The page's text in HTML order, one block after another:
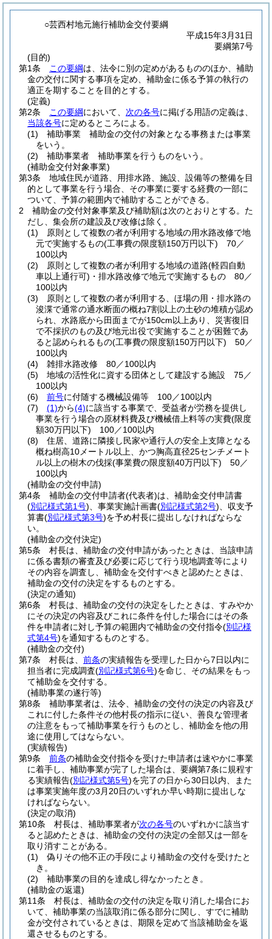
○芸西村地元施行補助金交付要綱
平成15年3月31日
要綱第7号
(目的)
第1条
この要綱は、法令に別の定めがあるもののほか、補助
金の交付に関する事項を定め、補助金に係る予算の執行の
適正を期することを目的とする。
(定義)
第2条
この要綱において、 次の各号に掲げる用語の定義は、
当該各号に定めるところによる。
(1)
補助事業 補助金の交付の対象となる事務または事業
をいう。
(2)
補助事業者 補助事業を行うものをいう。
(補助金交付対象事業)
第3条
地域住民が道路、用排水路、施設、設備等の整備を目
的として事業を行う場合、その事業に要する経費の一部に
ついて、予算の範囲内で補助することができる。
2
補助金の交付対象事業及び補助額は次のとおりとする。 た
だし、集会所の建設及び改修は除く。
(1)
原則として複数の者が利用する地域の用水路改修で地
元で実施するもの(工事費の限度額150万円以下) 70／
100以内
(2)
原則として複数の者が利用する地域の道路(軽四自動
車以上通行可) ・排水路改修で地元で実施するもの 80／
100以内
(3)
原則として複数の者が利用する、ほ場の用・排水路の
浚渫で通常の通水断面の概ね7割以上の土砂の堆積が認め
られ、水路底から田面までが150cm以上あり、災害復旧
で不採択のもの及び地元出役で実施することが困難であ
ると認められるもの(工事費の限度額150万円以下) 50／
100以内
(4)
雑排水路改修 80／100以内
(5)
地域の活性化に資する団体として建設する施設 75／
100以内
(6)
前号に付随する機械設備等 100／100以内
(7)
(1)から(4)に該当する事業で、受益者が労務を提供し
事業を行う場合の原材料費及び機械借上料等の実費(限度
額30万円以下) 100／100以内
(8)
住居、道路に隣接し民家や通行人の安全上支障となる
概ね樹高10メートル以上、かつ胸高直径25センチメート
ル以上の樹木の伐採(事業費の限度額40万円以下) 50／
100以内
(補助金の交付申請)
第4条
補助金の交付申請者(代表者)は、補助金交付申請書
(別記様式第1号) 、事業実施計画書(別記様式第2号) 、収支予
算書(別記様式第3号)を予め村長に提出しなければならな
い。
(補助金の交付決定)
第5条
村長は、補助金の交付申請があったときは、当該申請
に係る書類の審査及び必要に応じて行う現地調査等により
その内容を調査し、補助金を交付すべきと認めたときは、
補助金の交付の決定をするものとする。
(決定の通知)
第6条
村長は、補助金の交付の決定をしたときは、すみやか
にその決定の内容及びこれに条件を付した場合にはその条
件を申請者に対し予算の範囲内で補助金の交付指令(別記様
式第4号)を通知するものとする。
(補助金の交付)
第7条
村長は、 前条の実績報告を受理した日から7日以内に
担当者に完成調査(別記様式第6号)を命じ、その結果をもっ
て補助金を交付する。
(補助事業の遂行等)
第8条
補助事業者は、法令、補助金の交付の決定の内容及び
これに付した条件その他村長の指示に従い、善良な管理者
の注意をもって補助事業を行うものとし、補助金を他の用
途に使用してはならない。
(実績報告)
第9条
前条の補助金交付指令を受けた申請者は速やかに事業
に着手し、補助事業が完了した場合は、要綱第7条に規程す
る実績報告(別記様式第5号)を完了の日から30日以内、また
は事業実施年度の3月20日のいずれか早い時期に提出しな
ければならない。
(決定の取消)
第10条
村長は、補助事業者が次の各号のいずれかに該当す
ると認めたときは、補助金の交付の決定の全部又は一部を
取り消すことがある。
(1)
偽りその他不正の手段により補助金の交付を受けたと
き。
(2)
補助事業の目的を達成し得なかったとき。
(補助金の返還)
第11条
村長は、補助金の交付の決定を取り消した場合にお
いて、補助事業の当該取消に係る部分に関し、すでに補助
金が交付されているときは、期限を定めて当該補助金を返
還させるものとする。